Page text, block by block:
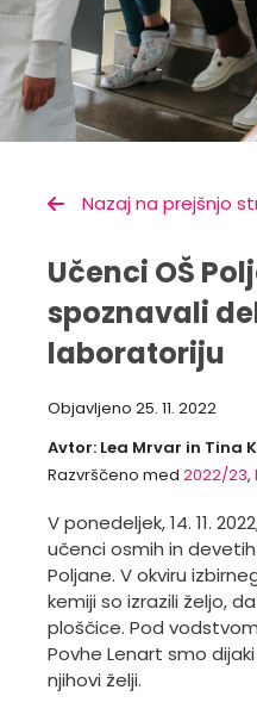
Nazaj na prejšnjo
Učenci OŠ
spoznavali
laboratoriju
Objavljeno 25. 11. 2022
Avtor: Lea Mrvar in Tina
Razvrščeno med 2022/23,
V ponedeljek, 14. 11.
učenci osmih in
Poljane. V okviru
kemiji so izrazili željo,
ploščice. Pod
Povhe Lenart smo
njihovi želji.